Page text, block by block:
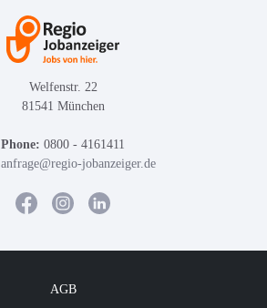
Welfenstr. 22
81541 München
Phone: 0800 - 4161411
anfrage@regio-jobanzeiger.de
AGB